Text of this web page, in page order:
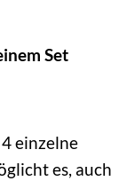
Set
einzelne
es, auch